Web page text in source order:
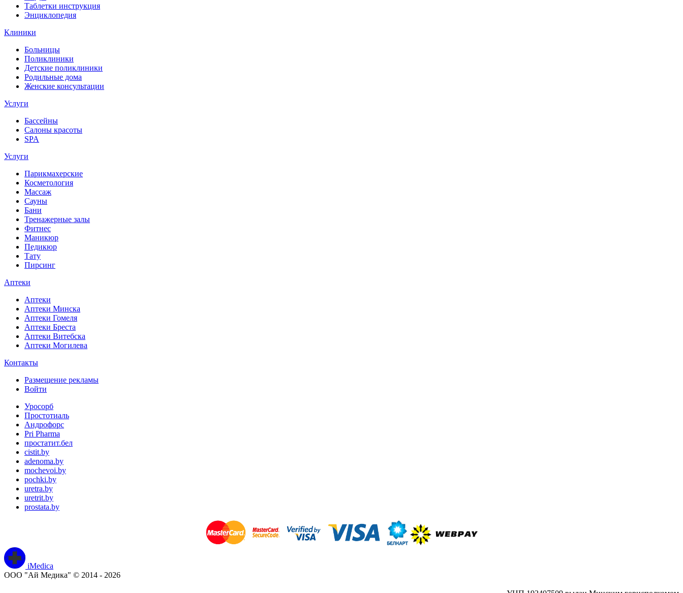
Таблетки инструкция
Энциклопедия
Клиники
Больницы
Поликлиники
Детские поликлиники
Родильные дома
Женские консультации
Услуги
Бассейны
Салоны красоты
SPA
Услуги
Парикмахерские
Косметология
Массаж
Сауны
Бани
Тренажерные залы
Фитнес
Маникюр
Педикюр
Тату
Пирсинг
Аптеки
Аптеки
Аптеки Минска
Аптеки Гомеля
Аптеки Бреста
Аптеки Витебска
Аптеки Могилева
Контакты
Размещение рекламы
Войти
Уросорб
Простотиаль
Андрофорс
Pri Pharma
простатит.бел
cistit.by
adenoma.by
mochevoi.by
pochki.by
uretra.by
uretrit.by
prostata.by
iMedica
ООО "Ай Медика" © 2014 - 2026